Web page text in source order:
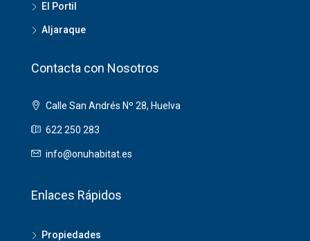
El Portil
Aljaraque
Contacta con Nosotros
Calle San Andrés Nº 28, Huelva
622 250 283
info@onuhabitat.es
Enlaces Rápidos
Propiedades